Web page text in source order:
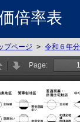
倍率表
プページ > 令和６年分